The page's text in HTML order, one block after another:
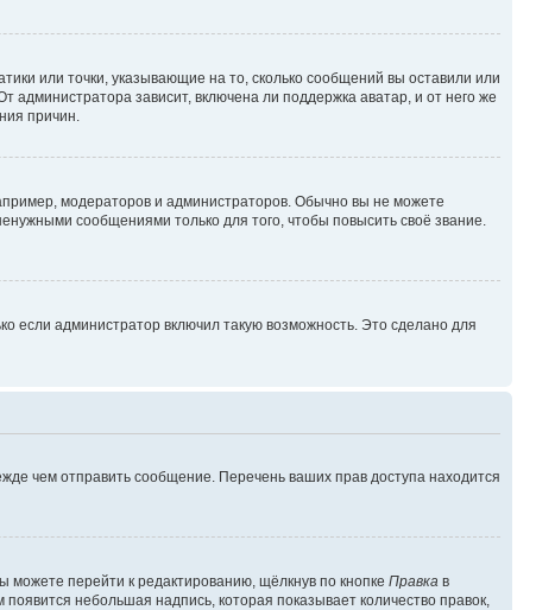
или точки, указывающие на то, сколько сообщений вы оставили или
администратора зависит, включена ли поддержка аватар, и от него же
причин.
модераторов и администраторов. Обычно вы не можете
сообщениями только для того, чтобы повысить своё звание.
если администратор включил такую возможность. Это сделано для
чем отправить сообщение. Перечень ваших прав доступа находится
перейти к редактированию, щёлкнув по кнопке Правка в
небольшая надпись, которая показывает количество правок,